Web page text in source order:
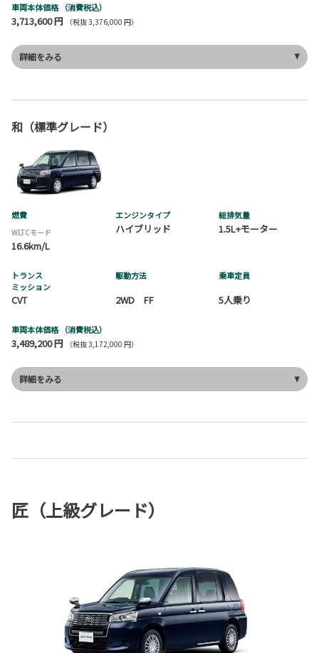
車両本体価格 （消費税込）
3,713,600 円 （税抜 3,376,000 円）
詳細をみる
和（標準グレード）
燃費
WLTCモード
16.6km/L
エンジンタイプ
ハイブリッド
総排気量
1.5L+モーター
トランス
ミッション
CVT
駆動方法
2WD FF
乗車定員
5人乗り
車両本体価格 （消費税込）
3,489,200 円 （税抜 3,172,000 円）
詳細をみる
匠（上級グレード）